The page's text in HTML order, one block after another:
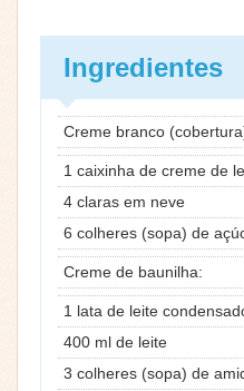
Ingredientes
Creme branco
1 caixinha de creme de
4 claras em neve
6 colheres (sopa) de
Creme de baunilha:
1 lata de leite
400 ml de leite
3 colheres (sopa) de